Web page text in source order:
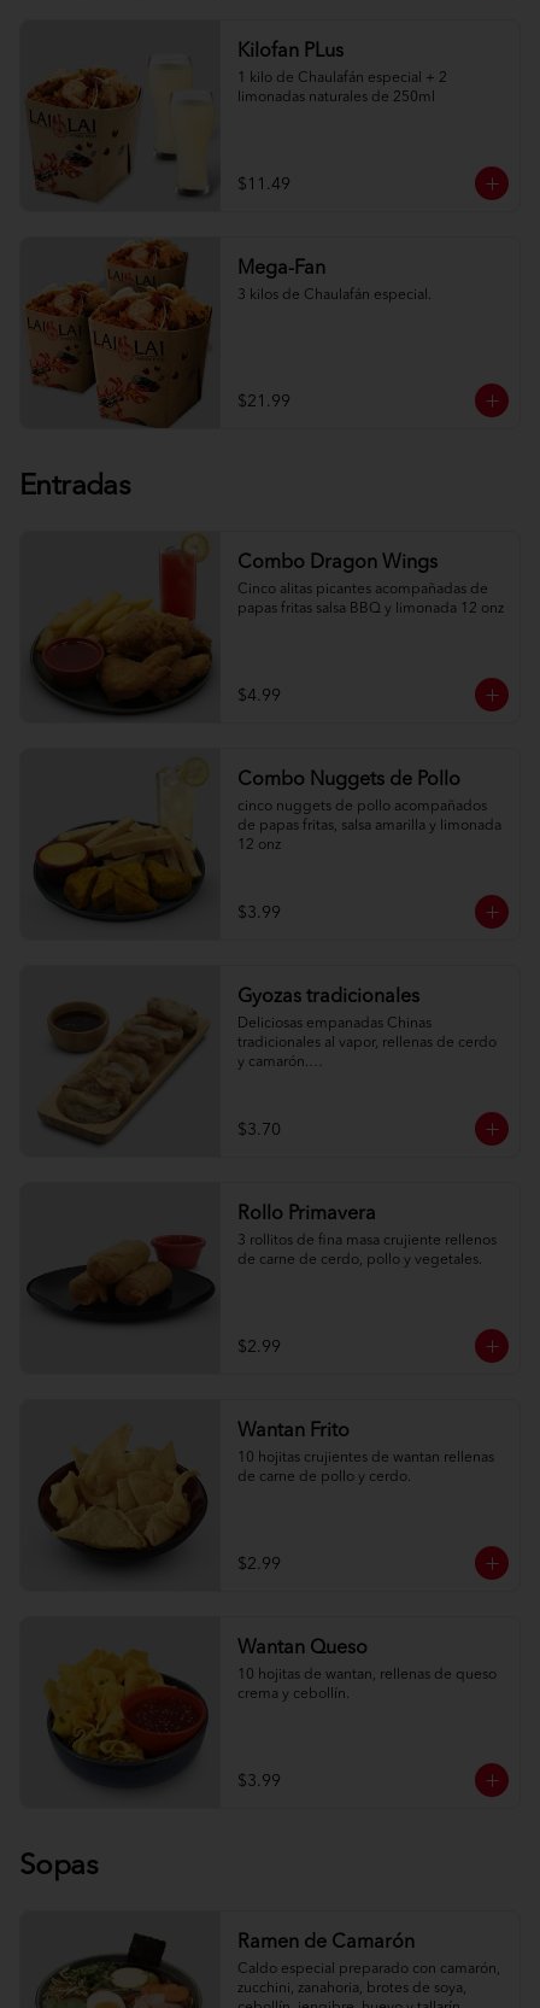
Kilofan PLus
1 kilo de Chaulafán especial + 2
limonadas naturales de 250ml
$11.49
Mega-Fan
3 kilos de Chaulafán especial.
$21.99
Entradas
Combo Dragon Wings
Cinco alitas picantes acompañadas de
papas fritas salsa BBQ y limonada 12 onz
$4.99
Combo Nuggets de Pollo
cinco nuggets de pollo acompañados
de papas fritas, salsa amarilla y limonada
12 onz
$3.99
Gyozas tradicionales
Deliciosas empanadas Chinas
tradicionales al vapor, rellenas de cerdo
y camarón.
$3.70
Rollo Primavera
3 rollitos de fina masa crujiente rellenos
de carne de cerdo, pollo y vegetales.
$2.99
Wantan Frito
10 hojitas crujientes de wantan rellenas
de carne de pollo y cerdo.
$2.99
Wantan Queso
10 hojitas de wantan, rellenas de queso
crema y cebollín.
$3.99
Sopas
Ramen de Camarón
Caldo especial preparado con camarón,
zucchini, zanahoria, brotes de soya,